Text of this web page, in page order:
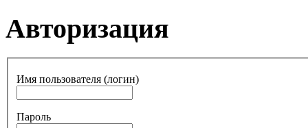
Авторизация
Имя пользователя (логин)
Пароль